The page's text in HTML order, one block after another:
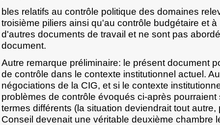
bles relatifs au contrôle politique des domaines
troisième piliers ainsi qu'au contrôle budgétaire et
d'autres documents de travail et ne sont pas
document.
Autre remarque préliminaire: le présent document
de contrôle dans le contexte institutionnel actuel.
négociations de la CIG, et si le contexte
problèmes de contrôle évoqués ci-après
termes différents (la situation deviendrait tout autre,
Conseil devenait une véritable deuxième chambre